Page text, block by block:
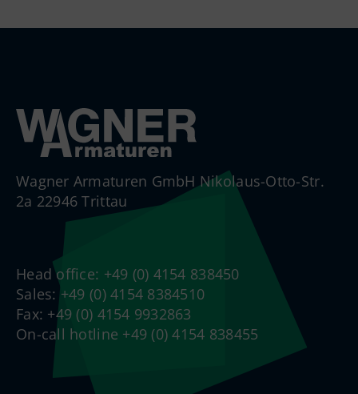
Wagner Armaturen GmbH Nikolaus-Otto-Str.
2a 22946 Trittau
Head office: +49 (0) 4154 838450
Sales: +49 (0) 4154 8384510
Fax: +49 (0) 4154 9932863
On-call hotline +49 (0) 4154 838455